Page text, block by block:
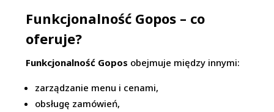
Funkcjonalność Gopos – co
oferuje?
Funkcjonalność Gopos obejmuje między innymi:
zarządzanie menu i cenami,
obsługę zamówień,